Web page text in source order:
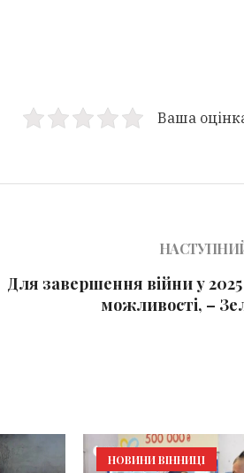
Ваша
Для завершення війни у 2025
можливості, –
НОВИНИ ВІННИЦІ